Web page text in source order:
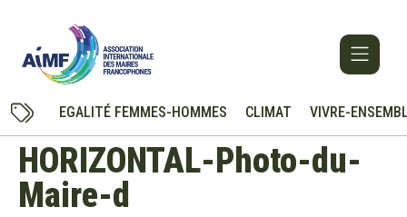
EGALITÉ FEMMES-HOMMES CLIMAT VIVRE-
HORIZONTAL-Photo-du-
Maire-d